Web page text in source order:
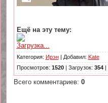
Ещё на эту тему:
Загрузка...
Категория: Ирэн| Добавил: Kate
Просмотров: 1520| Загрузок: 354|
Всего комментариев: 0